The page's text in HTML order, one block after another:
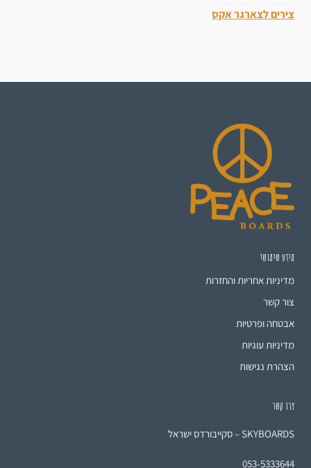
צירים לצארגר אקס
מידע שימושי
מדיניות אחריות והחזרות
צור קשר
אבטחה ופרטיות
מדיניות עוגיות
הצהרת נגישות
צרו קשר
SKYBOARDS – סקייבורדס ישראל
053-5333644